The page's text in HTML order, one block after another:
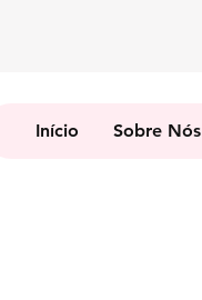
Início Sobre Nós